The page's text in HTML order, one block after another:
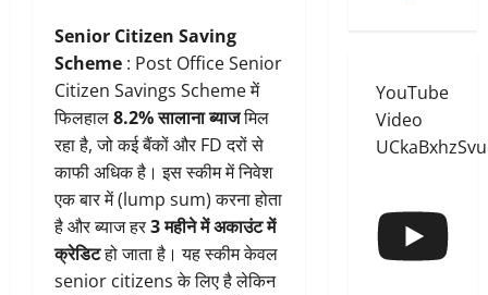
Senior Citizen Saving
Scheme : Post Office Senior
Citizen Savings Scheme में
फिलहाल8.2% सालाना ब्याजमिल
रहा है, जो कई बैंकों और FD दरों से
काफी अधिक है। इस स्कीम में निवेश
एक बार में (lump sum) करना होता
है और ब्याज हर3 महीने में अकाउंट में
क्रेडिटहो जाता है। यह स्कीम केवल
senior citizens के लिए है लेकिन
YouTube
Video